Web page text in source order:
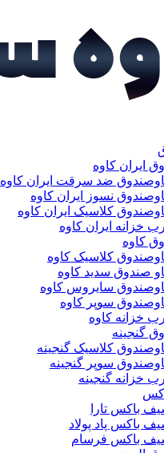
ایران کاوه
ضد سرقت ایران کاوه
نسوز ایران کاوه
کلاسیک ایران کاوه
خزانه ایران کاوه
کاوه
کلاسیک کاوه
صندوق سدید کاوه
سایروس کاوه
سوپر کاوه
خزانه کاوه
گنجینه
کلاسیک گنجینه
سوپر گنجینه
خزانه گنجینه
باکس تارا
باکس پاد پولاد
باکس فرسام